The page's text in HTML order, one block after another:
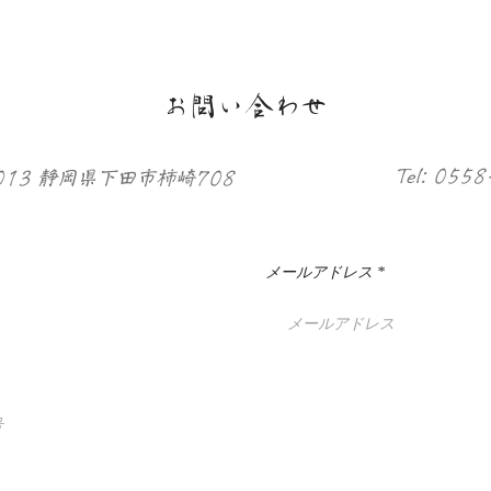
お問い合わせ
静岡県下田市柿崎708 Tel:
メールアドレス